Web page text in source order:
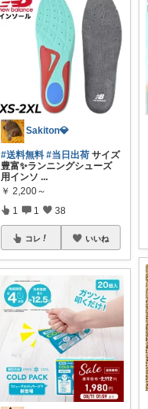
Sakiton💎
#送料無料 #当日出荷 サイズ
豊富✨ランニングシューズ
用インソ ...
￥ 2,200～
1 1 38
コレ いいね